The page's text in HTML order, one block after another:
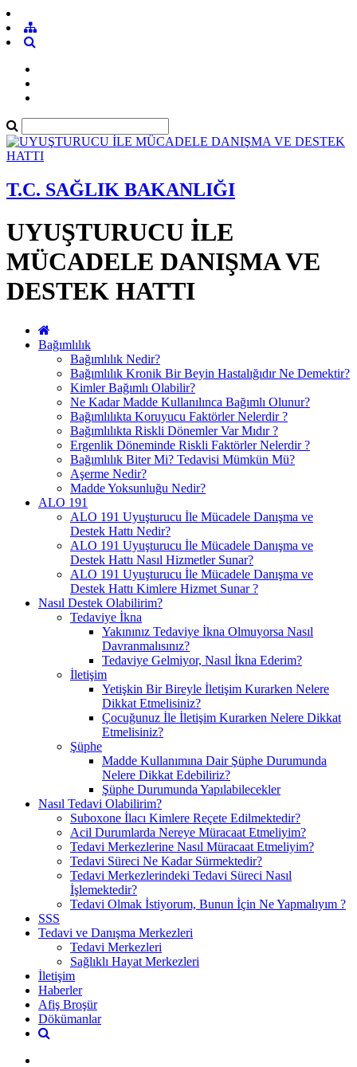
T.C. SAĞLIK BAKANLIĞI
UYUŞTURUCU İLE
MÜCADELE DANIŞMA VE
DESTEK HATTI
Bağımlılık
Bağımlılık Nedir?
Bağımlılık Kronik Bir Beyin Hastalığıdır Ne Demektir?
Kimler Bağımlı Olabilir?
Ne Kadar Madde Kullanılınca Bağımlı Olunur?
Bağımlılıkta Koruyucu Faktörler Nelerdir ?
Bağımlılıkta Riskli Dönemler Var Mıdır ?
Ergenlik Döneminde Riskli Faktörler Nelerdir ?
Bağımlılık Biter Mi? Tedavisi Mümkün Mü?
Aşerme Nedir?
Madde Yoksunluğu Nedir?
ALO 191
ALO 191 Uyuşturucu İle Mücadele Danışma ve
Destek Hattı Nedir?
ALO 191 Uyuşturucu İle Mücadele Danışma ve
Destek Hattı Nasıl Hizmetler Sunar?
ALO 191 Uyuşturucu İle Mücadele Danışma ve
Destek Hattı Kimlere Hizmet Sunar ?
Nasıl Destek Olabilirim?
Tedaviye İkna
Yakınınız Tedaviye İkna Olmuyorsa Nasıl
Davranmalısınız?
Tedaviye Gelmiyor, Nasıl İkna Ederim?
İletişim
Yetişkin Bir Bireyle İletişim Kurarken Nelere
Dikkat Etmelisiniz?
Çocuğunuz İle İletişim Kurarken Nelere Dikkat
Etmelisiniz?
Şüphe
Madde Kullanımına Dair Şüphe Durumunda
Nelere Dikkat Edebiliriz?
Şüphe Durumunda Yapılabilecekler
Nasıl Tedavi Olabilirim?
Suboxone İlacı Kimlere Reçete Edilmektedir?
Acil Durumlarda Nereye Müracaat Etmeliyim?
Tedavi Merkezlerine Nasıl Müracaat Etmeliyim?
Tedavi Süreci Ne Kadar Sürmektedir?
Tedavi Merkezlerindeki Tedavi Süreci Nasıl
İşlemektedir?
Tedavi Olmak İstiyorum, Bunun İçin Ne Yapmalıyım ?
SSS
Tedavi ve Danışma Merkezleri
Tedavi Merkezleri
Sağlıklı Hayat Merkezleri
İletişim
Haberler
Afiş Broşür
Dökümanlar